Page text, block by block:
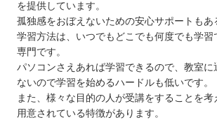
を提供しています。
孤独感をおぼえないための安心サポートもあ
学習方法は、いつでもどこでも何度でも学習
専門です。
パソコンさえあれば学習できるので、教室に
ないので学習を始めるハードルも低いです。
また、様々な目的の人が受講をすることを考
用意されている特徴があります。